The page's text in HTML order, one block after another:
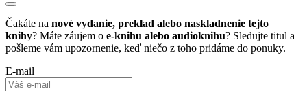
Čakáte na nové vydanie, preklad alebo naskladnenie tejto
knihy? Máte záujem o e-knihu alebo audioknihu? Sledujte titul a
pošleme vám upozornenie, keď niečo z toho pridáme do ponuky.
E-mail